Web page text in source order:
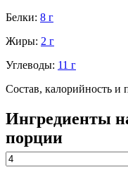
Белки: 8 г
Жиры: 2 г
Углеводы: 11 г
Состав, калорийность и
Ингредиенты
порции